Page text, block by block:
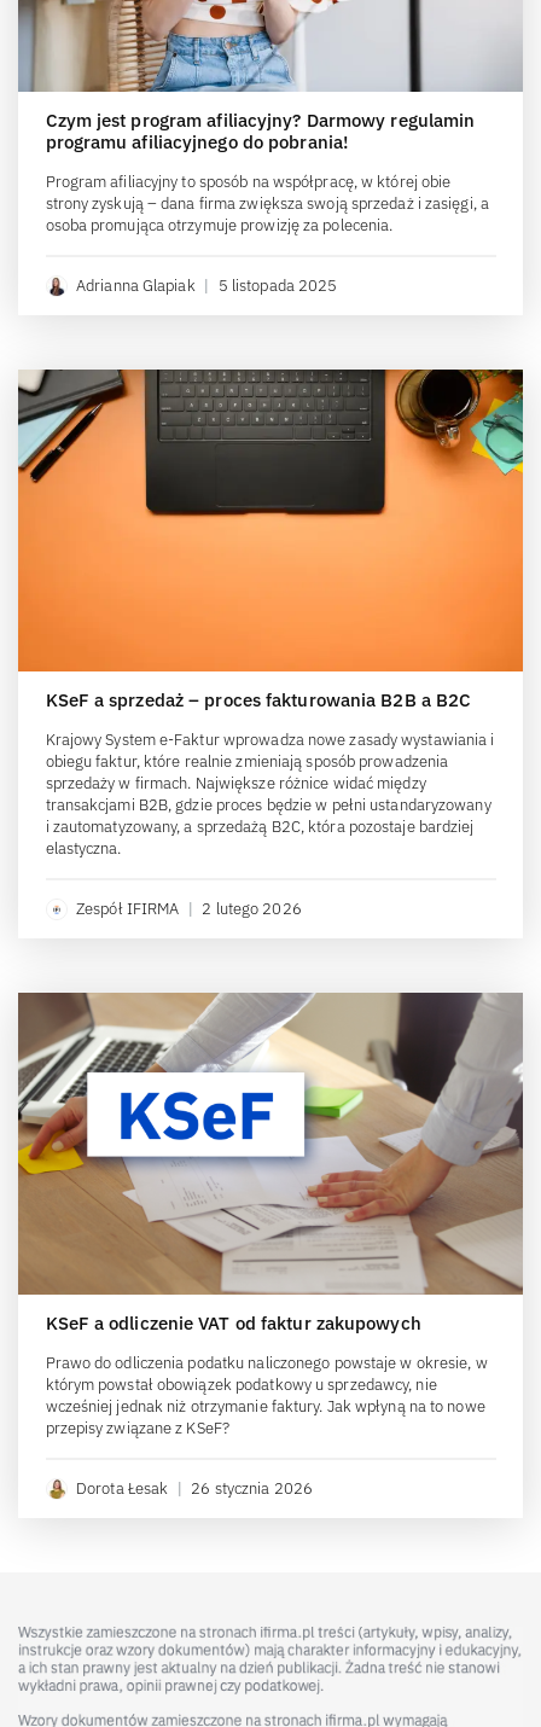
Czym jest program afiliacyjny? Darmowy regulamin
programu afiliacyjnego do pobrania!
Program afiliacyjny to sposób na współpracę, w której obie
strony zyskują – dana firma zwiększa swoją sprzedaż i zasięgi, a
osoba promująca otrzymuje prowizję za polecenia.
Adrianna Glapiak | 5 listopada 2025
KSeF a sprzedaż – proces fakturowania B2B a B2C
Krajowy System e-Faktur wprowadza nowe zasady wystawiania i
obiegu faktur, które realnie zmieniają sposób prowadzenia
sprzedaży w firmach. Największe różnice widać między
transakcjami B2B, gdzie proces będzie w pełni ustandaryzowany
i zautomatyzowany, a sprzedażą B2C, która pozostaje bardziej
elastyczna.
Zespół IFIRMA | 2 lutego 2026
KSeF a odliczenie VAT od faktur zakupowych
Prawo do odliczenia podatku naliczonego powstaje w okresie, w
którym powstał obowiązek podatkowy u sprzedawcy, nie
wcześniej jednak niż otrzymanie faktury. Jak wpłyną na to nowe
przepisy związane z KSeF?
Dorota Łesak | 26 stycznia 2026